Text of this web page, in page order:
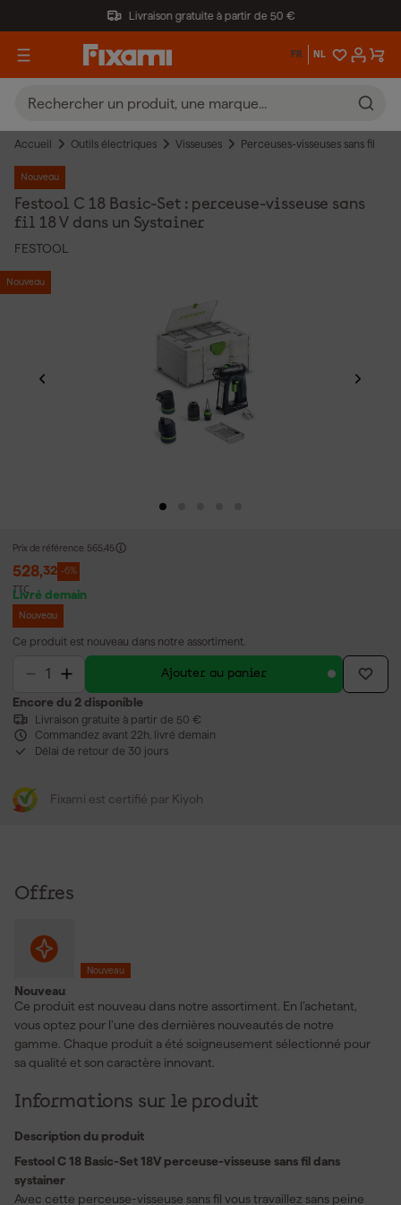
Livraison gratuite à partir de 50 €
FR NL
Accueil Outils électriques Visseuses Perceuses-visseuses sans fil
Nouveau
Festool C 18 Basic-Set : perceuse-visseuse sans
fil 18 V dans un Systainer
FESTOOL
Nouveau
Prix de référence 565,45
528,32 -6%
TTC
Livré demain
Nouveau
Ce produit est nouveau dans notre assortiment.
Ajouter au panier
Encore du 2 disponible
Livraison gratuite à partir de 50 €
Commandez avant 22h, livré demain
Délai de retour de 30 jours
Fixami est certifié par Kiyoh
Offres
Nouveau
Nouveau
Ce produit est nouveau dans notre assortiment. En l’achetant,
vous optez pour l’une des dernières nouveautés de notre
gamme. Chaque produit a été soigneusement sélectionné pour
sa qualité et son caractère innovant.
Informations sur le produit
Description du produit
Festool C 18 Basic-Set 18V perceuse-visseuse sans fil dans
systainer
Avec cette perceuse-visseuse sans fil vous travaillez sans peine